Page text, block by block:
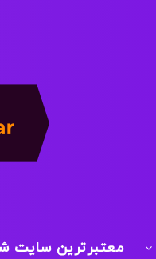
معتبرترین سایت